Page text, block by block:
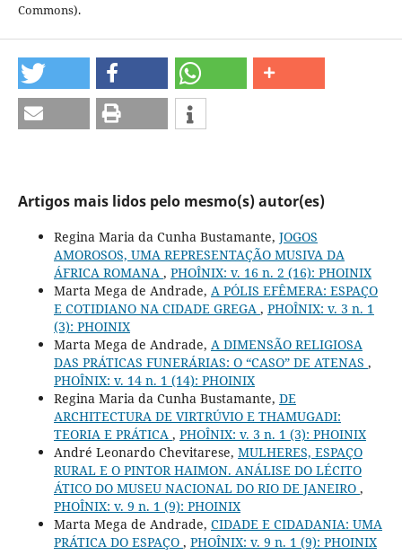
Commons).
Artigos mais lidos pelo mesmo(s) autor(es)
Regina Maria da Cunha Bustamante, JOGOS
AMOROSOS, UMA REPRESENTAÇÃO MUSIVA DA
ÁFRICA ROMANA , PHOÎNIX: v. 16 n. 2 (16): PHOINIX
Marta Mega de Andrade, A PÓLIS EFÊMERA: ESPAÇO
E COTIDIANO NA CIDADE GREGA , PHOÎNIX: v. 3 n. 1
(3): PHOINIX
Marta Mega de Andrade, A DIMENSÃO RELIGIOSA
DAS PRÁTICAS FUNERÁRIAS: O “CASO” DE ATENAS ,
PHOÎNIX: v. 14 n. 1 (14): PHOINIX
Regina Maria da Cunha Bustamante, DE
ARCHITECTURA DE VIRTRÚVIO E THAMUGADI:
TEORIA E PRÁTICA , PHOÎNIX: v. 3 n. 1 (3): PHOINIX
André Leonardo Chevitarese, MULHERES, ESPAÇO
RURAL E O PINTOR HAIMON. ANÁLISE DO LÉCITO
ÁTICO DO MUSEU NACIONAL DO RIO DE JANEIRO ,
PHOÎNIX: v. 9 n. 1 (9): PHOINIX
Marta Mega de Andrade, CIDADE E CIDADANIA: UMA
PRÁTICA DO ESPAÇO , PHOÎNIX: v. 9 n. 1 (9): PHOINIX